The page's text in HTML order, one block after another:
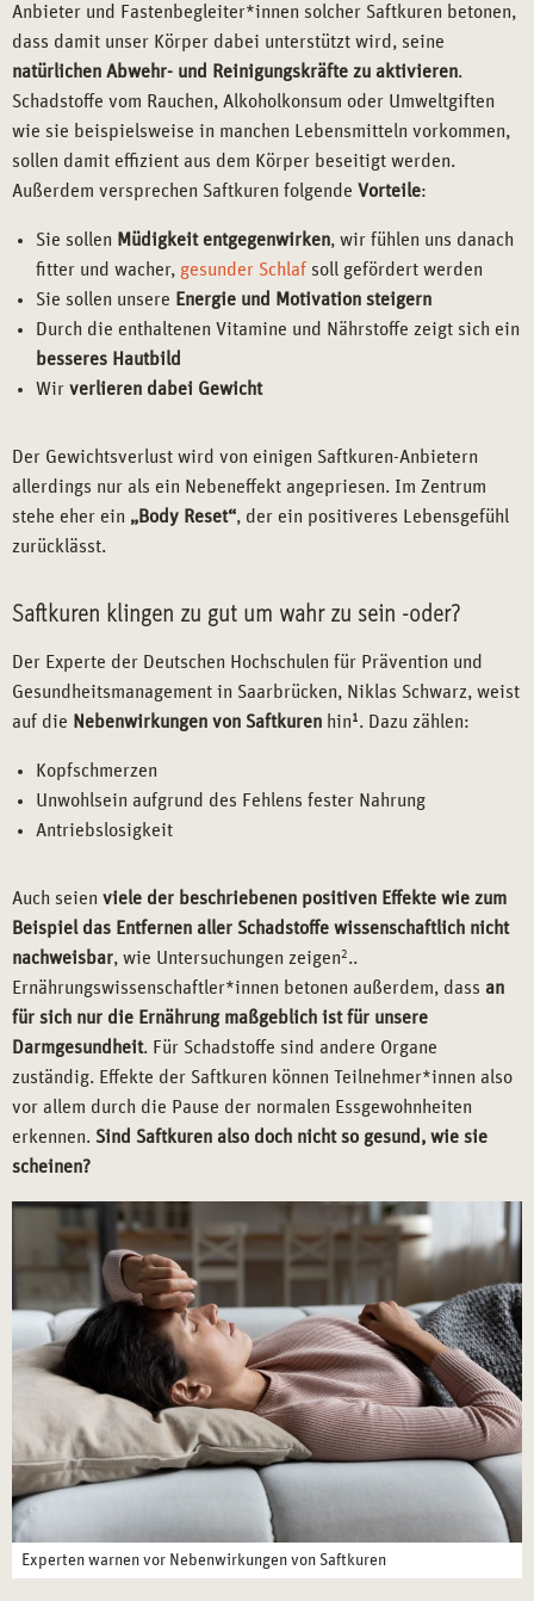
Anbieter und Fastenbegleiter*innen solcher Saftkuren betonen,
dass damit unser Körper dabei unterstützt wird, seine
natürlichen Abwehr- und Reinigungskräfte zu aktivieren.
Schadstoffe vom Rauchen, Alkoholkonsum oder Umweltgiften
wie sie beispielsweise in manchen Lebensmitteln vorkommen,
sollen damit effizient aus dem Körper beseitigt werden.
Außerdem versprechen Saftkuren folgende Vorteile:
Sie sollen Müdigkeit entgegenwirken, wir fühlen uns danach
fitter und wacher, gesunder Schlaf soll gefördert werden
Sie sollen unsere Energie und Motivation steigern
Durch die enthaltenen Vitamine und Nährstoffe zeigt sich ein
besseres Hautbild
Wir verlieren dabei Gewicht
Der Gewichtsverlust wird von einigen Saftkuren-Anbietern
allerdings nur als ein Nebeneffekt angepriesen. Im Zentrum
stehe eher ein „Body Reset“, der ein positiveres Lebensgefühl
zurücklässt.
Saftkuren klingen zu gut um wahr zu sein -oder?
Der Experte der Deutschen Hochschulen für Prävention und
Gesundheitsmanagement in Saarbrücken, Niklas Schwarz, weist
auf die Nebenwirkungen von Saftkuren hin 1 . Dazu zählen:
Kopfschmerzen
Unwohlsein aufgrund des Fehlens fester Nahrung
Antriebslosigkeit
Auch seien viele der beschriebenen positiven Effekte wie zum
Beispiel das Entfernen aller Schadstoffe wissenschaftlich nicht
nachweisbar, wie Untersuchungen zeigen 2 ..
Ernährungswissenschaftler*innen betonen außerdem, dass an
für sich nur die Ernährung maßgeblich ist für unsere
Darmgesundheit. Für Schadstoffe sind andere Organe
zuständig. Effekte der Saftkuren können Teilnehmer*innen also
vor allem durch die Pause der normalen Essgewohnheiten
erkennen. Sind Saftkuren also doch nicht so gesund, wie sie
scheinen?
Experten warnen vor Nebenwirkungen von Saftkuren